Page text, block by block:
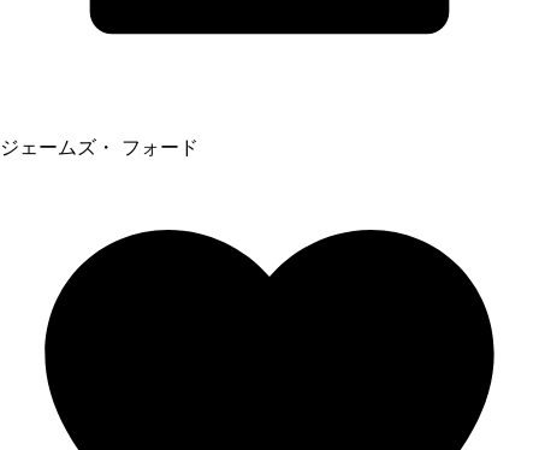
ジェームズ・ フォード